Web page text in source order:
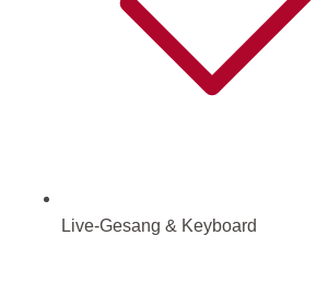
Live-Gesang & Keyboard